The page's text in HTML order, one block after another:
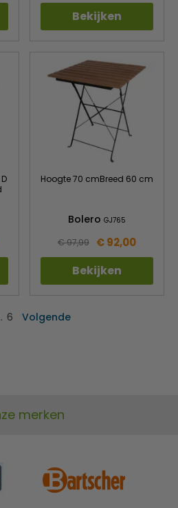
Bekijken
Hoogte 70 cmBreed 60 cm
Bolero GJ765
€ 97,99 € 92,00
Bekijken
6 Volgende
merken